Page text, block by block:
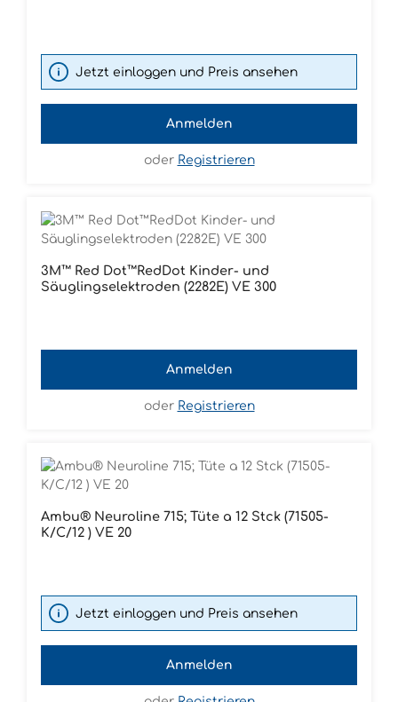
Jetzt einloggen und Preis ansehen
Anmelden
oder Registrieren
3M™ Red Dot™RedDot Kinder- und
Säuglingselektroden (2282E) VE 300
Anmelden
oder Registrieren
Ambu® Neuroline 715; Tüte a 12 Stck (71505-
K/C/12 ) VE 20
Jetzt einloggen und Preis ansehen
Anmelden